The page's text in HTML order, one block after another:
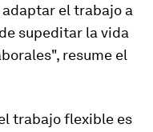
el trabajo a
supeditar la vida
resume el
trabajo flexible es